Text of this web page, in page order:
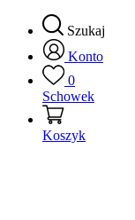
Szukaj
Konto
0
Schowek
Koszyk